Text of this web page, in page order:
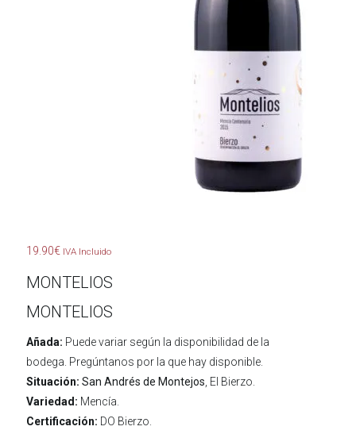
19.90€ IVA Incluido
MONTELIOS
MONTELIOS
Añada: Puede variar según la disponibilidad de la
bodega. Pregúntanos por la que hay disponible.
Situación: San Andrés de Montejos, El Bierzo.
Variedad: Mencía.
Certificación: DO Bierzo.